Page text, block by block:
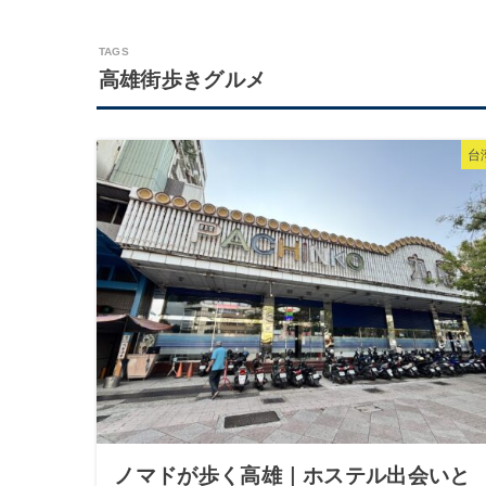
高雄街歩きグルメ
台
ノマドが歩く高雄｜ホステル出会いと